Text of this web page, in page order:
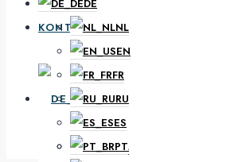
KONTAKT
DE
NL
DE
NL
EN
FR
RU
ES
PT